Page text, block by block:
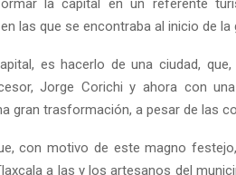
las que se encontraba al inicio de la
es hacerlo de una ciudad,
Jorge Corichi y ahora con
gran trasformación, a pesar de las
con motivo de este magno
a las y los artesanos del